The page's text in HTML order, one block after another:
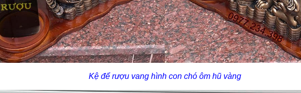
Kệ để rượu vang hình con chó ôm hũ vàng